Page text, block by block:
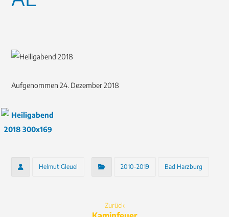
Aufgenommen 24. Dezember 2018
Helmut Gleuel 2010-2019 Bad Harzburg
Zurück